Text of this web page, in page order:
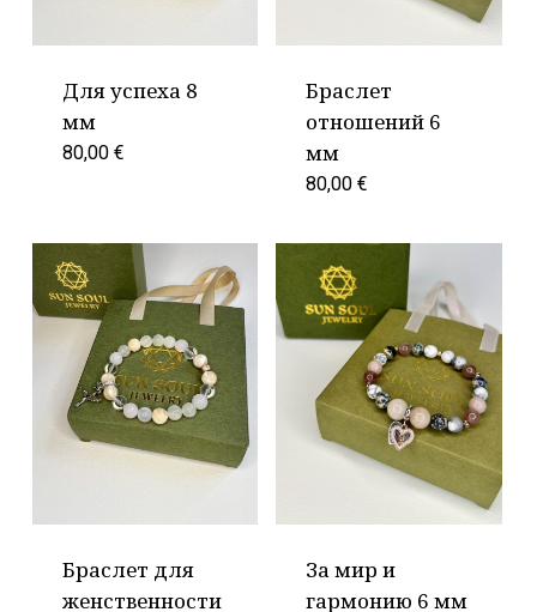
Для успеха 8
мм
80,00 €
Браслет
отношений 6
мм
80,00€
Браслет для
женственности
За мир и
гармонию 6 мм